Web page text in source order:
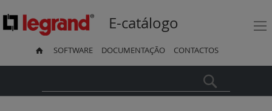
E-catálogo
SOFTWARE DOCUMENTAÇÃO CONTACTOS